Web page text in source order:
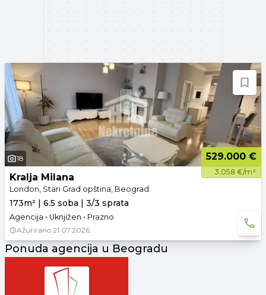
18 529.000 €
3.058 €/m²
Kralja Milana
London, Stari Grad opština, Beograd
173m² | 6.5 soba | 3/3 sprata
Agencija • Uknjižen • Prazno
Ažurirano 21.07.2026.
Ponuda agencija u Beogradu